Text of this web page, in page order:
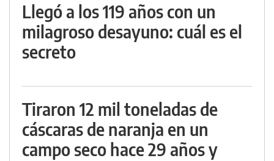
Llegó a los 119 años con un
milagroso desayuno: cuál es el
secreto
Tiraron 12 mil toneladas de
cáscaras de naranja en un
campo seco hace 29 años y